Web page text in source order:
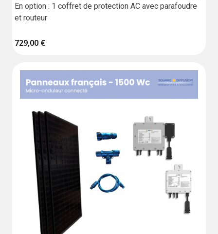
En option : 1 coffret de protection AC avec parafoudre
et routeur
729,00 €